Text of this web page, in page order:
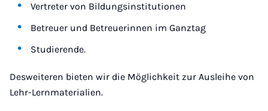
Vertreter von Bildungsinstitutionen
Betreuer und Betreuerinnen im Ganztag
Studierende.
Desweiteren bieten wir die Möglichkeit zur Ausleihe von
Lehr-Lernmaterialien.